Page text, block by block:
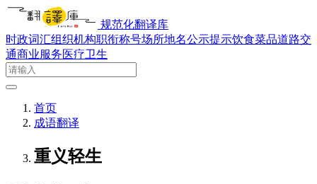
规范化翻译库
时政词汇组织机构职衔称号场所地名公示提示饮食菜品道路交
通商业服务医疗卫生
首页
成语翻译
重义轻生